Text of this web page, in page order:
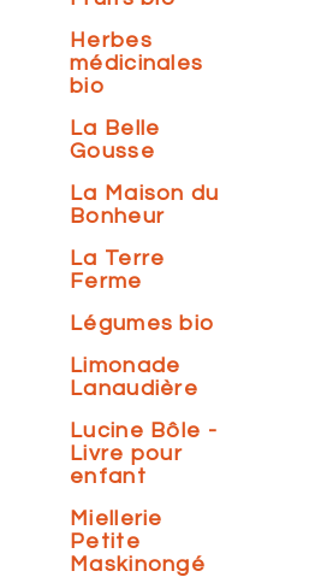
Herbes
médicinales
bio
La Belle
Gousse
La Maison du
Bonheur
La Terre
Ferme
Légumes bio
Limonade
Lanaudière
Lucine Bôle -
Livre pour
enfant
Miellerie
Petite
Maskinongé